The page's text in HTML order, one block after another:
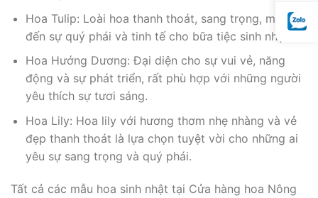
Hoa Tulip: Loài hoa thanh thoát, sang trọng, mang
đến sự quý phái và tinh tế cho bữa tiệc sinh nhật.
Hoa Hướng Dương: Đại diện cho sự vui vẻ, năng
động và sự phát triển, rất phù hợp với những người
yêu thích sự tươi sáng.
Hoa Lily: Hoa lily với hương thơm nhẹ nhàng và vẻ
đẹp thanh thoát là lựa chọn tuyệt vời cho những ai
yêu sự sang trọng và quý phái.
Tất cả các mẫu hoa sinh nhật tại Cửa hàng hoa Nông